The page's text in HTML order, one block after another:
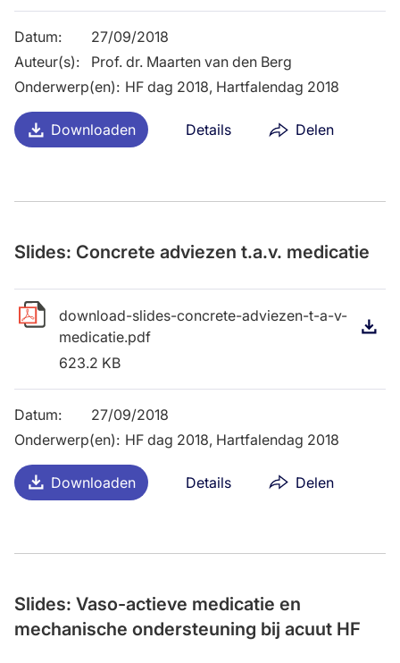
Downloaden Details Delen
Datum:
27/09/2018
Auteur(s):
Prof. dr. Maarten van den Berg
Onderwerp(en): HF dag 2018, Hartfalendag 2018
Downloaden Details Delen
Slides: Concrete adviezen t.a.v. medicatie
download-slides-concrete-adviezen-t-a-v-
medicatie.pdf
623.2 KB
Datum:
27/09/2018
Onderwerp(en): HF dag 2018, Hartfalendag 2018
Slides: Vaso-actieve medicatie en
mechanische ondersteuning bij acuut HF